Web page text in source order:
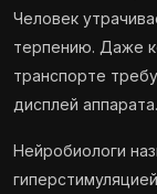
Человек
терпению. Даже
транспорте
дисплей аппарата.
Нейробиологи